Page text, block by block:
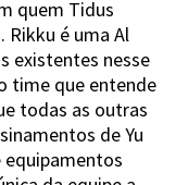
quem Tidus
Rikku é uma Al
existentes nesse
time que entende
todas as outras
de Yu
equipamentos